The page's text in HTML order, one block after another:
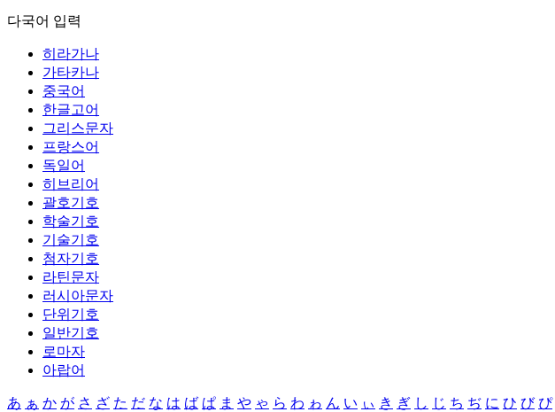
다국어 입력
히라가나
가타카나
중국어
한글고어
그리스문자
프랑스어
독일어
히브리어
괄호기호
학술기호
기술기호
첨자기호
라틴문자
러시아문자
단위기호
일반기호
로마자
아랍어
あ ぁ か が さ ざ た だ な は ば ぱ ま や ゃ ら わ ゎ ん い ぃ き ぎ し じ ち ぢ に ひ び ぴ